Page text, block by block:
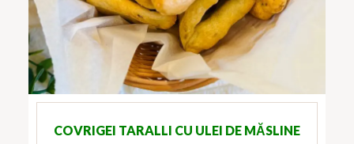
COVRIGEI TARALLI CU ULEI DE MĂSLINE